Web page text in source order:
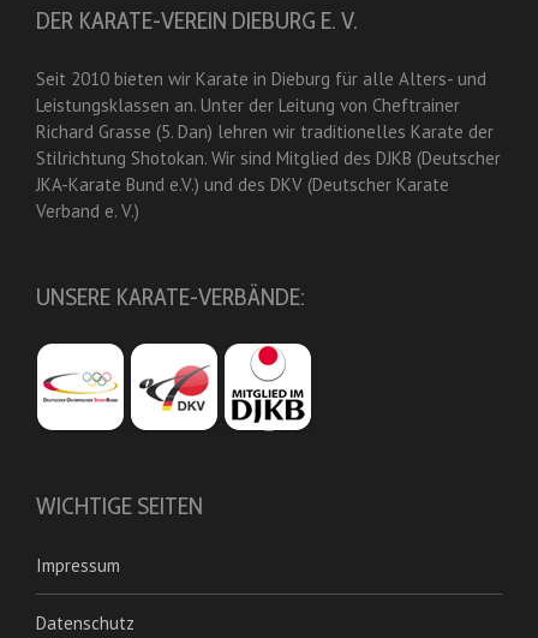
DER KARATE-VEREIN DIEBURG E. V.
Seit 2010 bieten wir Karate in Dieburg für alle Alters- und
Leistungsklassen an. Unter der Leitung von Cheftrainer
Richard Grasse (5. Dan) lehren wir traditionelles Karate der
Stilrichtung Shotokan. Wir sind Mitglied des DJKB (Deutscher
JKA-Karate Bund e.V.) und des DKV (Deutscher Karate
Verband e. V.)
UNSERE KARATE-VERBÄNDE:
WICHTIGE SEITEN
Impressum
Datenschutz